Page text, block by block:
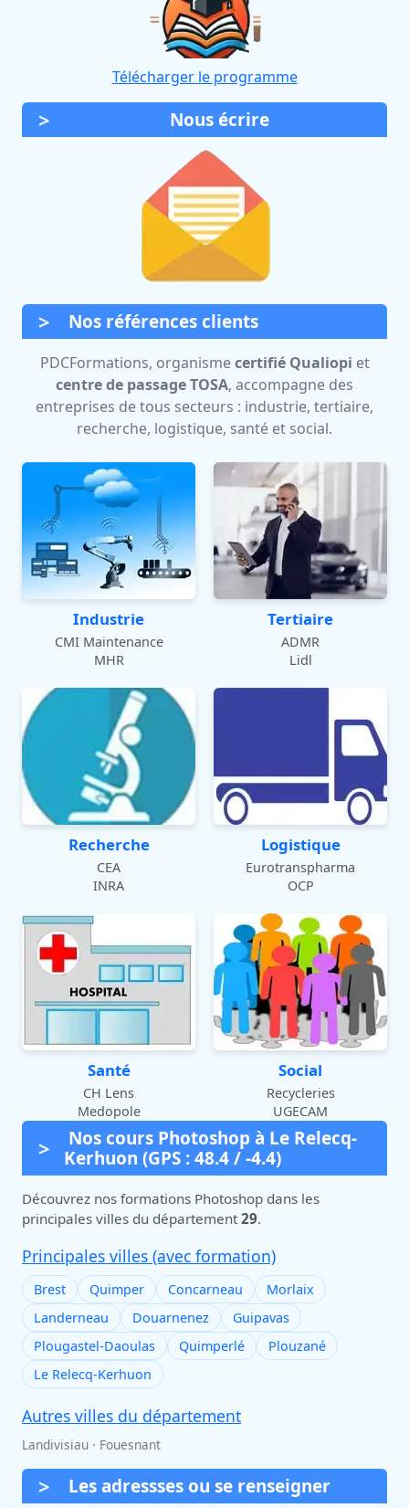
Télécharger le programme
Nous écrire
Nos références clients
PDCFormations, organismecertifié Qualiopi et
centre de passage TOSA, accompagne des
entreprises de tous secteurs : industrie, tertiaire,
recherche, logistique, santé et social.
Industrie
CMI Maintenance
MHR
Tertiaire
ADMR
Lidl
Recherche
CEA
INRA
Logistique
Eurotranspharma
OCP
Santé
CH Lens
Medopole
Social
Recycleries
UGECAM
Nos cours Photoshop à Le Relecq-
Kerhuon (GPS : 48.4 / -4.4)
Découvrez nos formations Photoshop dans les
principales villes du département 29.
Principales villes (avec formation)
Brest Quimper Concarneau
Morlaix
Landerneau
Douarnenez
Guipavas
Plougastel-Daoulas
Quimperlé
Plouzané
Le Relecq-Kerhuon
Autres villes du département
Landivisiau · Fouesnant
Les adressses ou se renseigner